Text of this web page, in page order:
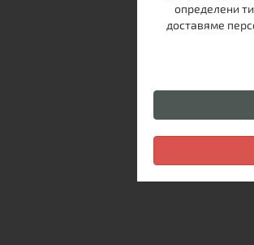
определени
доставяме